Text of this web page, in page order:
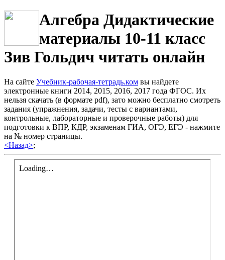
Алгебра Дидактические
материалы 10-11 класс
Зив Гольдич читать онлайн
На сайте Учебник-рабочая-тетрадь.ком вы найдете
электронные книги 2014, 2015, 2016, 2017 года ФГОС. Их
нельзя скачать (в формате pdf), зато можно бесплатно смотреть
задания (упражнения, задачи, тесты с вариантами,
контрольные, лабораторные и проверочные работы) для
подготовки к ВПР, КДР, экзаменам ГИА, ОГЭ, ЕГЭ - нажмите
на № номер страницы.
<Назад>;